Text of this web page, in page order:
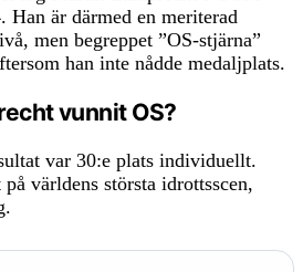
Han är därmed en meriterad
men begreppet ”OS-stjärna”
han inte nådde medaljplats.
vunnit OS?
var 30:e plats individuellt.
världens största idrottsscen,